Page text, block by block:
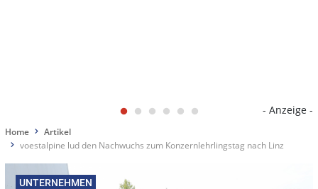
- Anzeige -
Home
Artikel
voestalpine lud den Nachwuchs zum Konzernlehrlingstag nach Linz
UNTERNEHMEN